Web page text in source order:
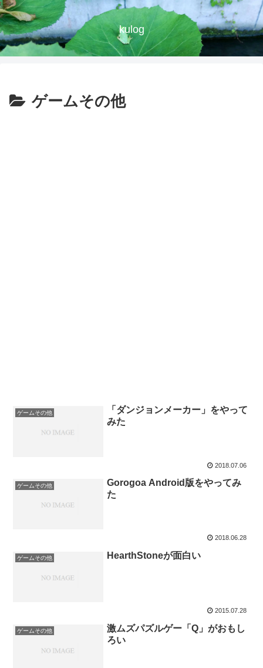
kulog
ゲームその他
ゲームその他
「ダンジョンメーカー」をやって
みた
2018.07.06
ゲームその他
Gorogoa Android版をやってみ
た
2018.06.28
ゲームその他 HearthStoneが面白い
2015.07.28
ゲームその他
激ムズパズルゲー「Q」がおもし
ろい